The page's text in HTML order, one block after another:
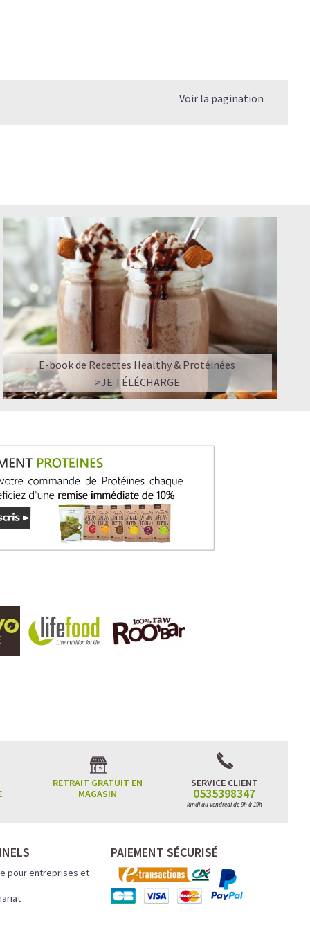
Voir la pagination
E-book de Recettes Healthy & Protéinées
>JE TÉLÉCHARGE
RETRAIT GRATUIT EN
MAGASIN
SERVICE CLIENT
0535398347
lundi au vendredi de 9h à 19h
pour entreprises et
PAIEMENT SÉCURISÉ